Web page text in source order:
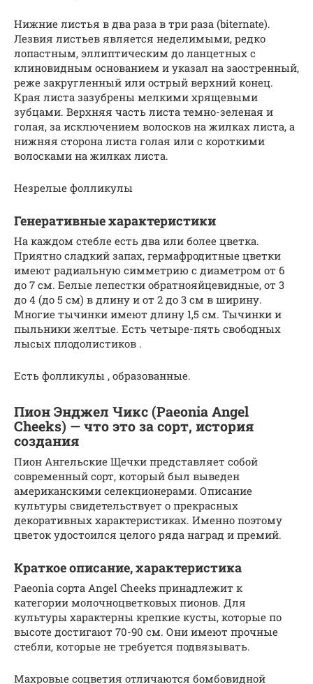
Нижние листья в два раза в три раза (biternate).
Лезвия листьев является неделимыми, редко
лопастным, эллиптическим до ланцетных с
клиновидным основанием и указал на заостренный,
реже закругленный или острый верхний конец.
Края листа зазубрены мелкими хрящевыми
зубцами. Верхняя часть листа темно-зеленая и
голая, за исключением волосков на жилках листа, а
нижняя сторона листа голая или с короткими
волосками на жилках листа.
Незрелые фолликулы
Генеративные характеристики
На каждом стебле есть два или более цветка.
Приятно сладкий запах, гермафродитные цветки
имеют радиальную симметрию с диаметром от 6
до 7 см. Белые лепестки обратнояйцевидные, от 3
до 4 (до 5 см) в длину и от 2 до 3 см в ширину.
Многие тычинки имеют длину 1,5 см. Тычинки и
пыльники желтые. Есть четыре-пять свободных
лысых плодолистиков .
Есть фолликулы , образованные.
Пион Энджел Чикс (Paeonia Angel
Cheeks) — что это за сорт, история
создания
Пион Ангельские Щечки представляет собой
современный сорт, который был выведен
американскими селекционерами. Описание
культуры свидетельствует о прекрасных
декоративных характеристиках. Именно поэтому
цветок удостоился целого ряда наград и премий.
Краткое описание, характеристика
Paeonia сорта Angel Cheeks принадлежит к
категории молочноцветковых пионов. Для
культуры характерны крепкие кусты, которые по
высоте достигают 70-90 см. Они имеют прочные
стебли, которые не требуется подвязывать.
Махровые соцветия отличаются бомбовидной